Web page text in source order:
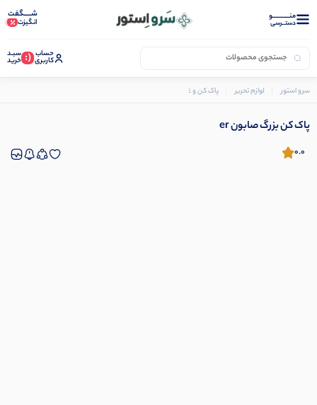
منــــــــــــو
دستــرسی
شـــــگفت
انگیزت
حساب
کاربری (: سبـد
خرید
سرو استور لوازم تحریر پاک کن و غلط گیر
پاک کن بزرگ صابون er
0.0